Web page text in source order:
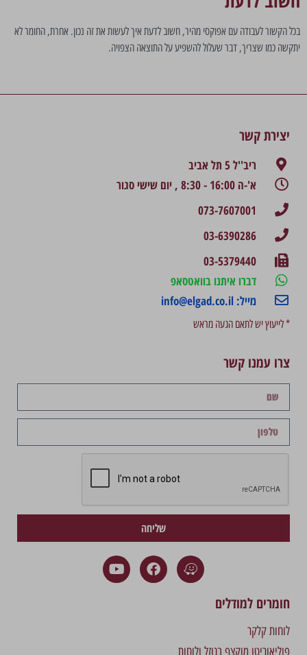
בכל הקשור לעבודה עם אפוקסי מהיר, חשוב לדעת איך לעשות את זה נכון. אחרת, החומר לא
יתקשה כמו שצריך, דבר שעלול להשפיע על התוצאה הצפויה.
יצירת קשר
ריב''ל 5 תל אביב
א'-ה 16:00 - 8:30 , יום שישי סגור
073-7607001
03-6390286
03-5379440
דברו איתנו בוואטסאפ
מייל: info@elgad.co.il
* לייעוץ יש לתאם הגעה מראש
צרו עמנו קשר
שליחה
חומרים למודלים
לוחות קלקר
פוליאוריטן מוקצף בנוזל ולוחות